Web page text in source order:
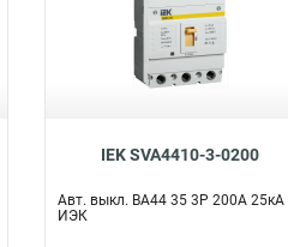
IEK SVA4410-3-0200
Авт. выкл. ВА44 35 3Р 200А 25кА
ИЭК